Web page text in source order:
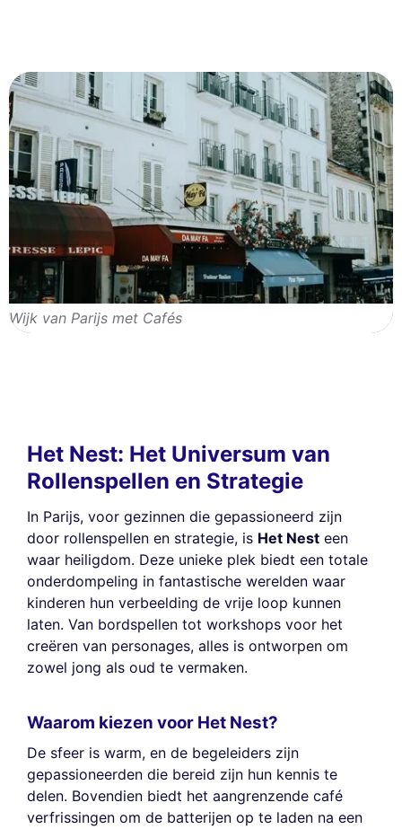
Wijk van Parijs met Cafés
Het Nest: Het Universum van
Rollenspellen en Strategie
In Parijs, voor gezinnen die gepassioneerd zijn
door rollenspellen en strategie, is Het Nest een
waar heiligdom. Deze unieke plek biedt een totale
onderdompeling in fantastische werelden waar
kinderen hun verbeelding de vrije loop kunnen
laten. Van bordspellen tot workshops voor het
creëren van personages, alles is ontworpen om
zowel jong als oud te vermaken.
Waarom kiezen voor Het Nest?
De sfeer is warm, en de begeleiders zijn
gepassioneerden die bereid zijn hun kennis te
delen. Bovendien biedt het aangrenzende café
verfrissingen om de batterijen op te laden na een